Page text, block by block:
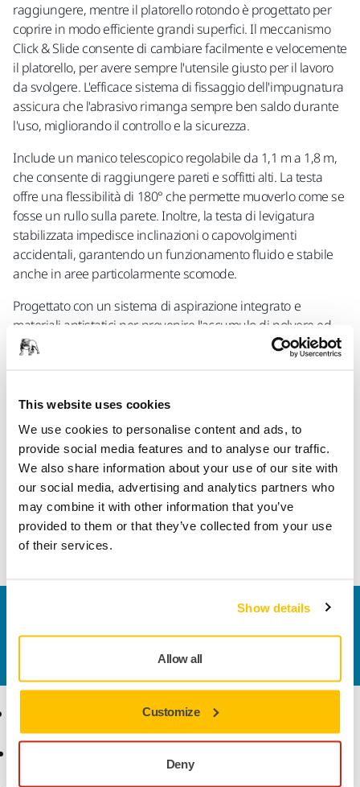
This website uses cookies
We use cookies to personalise content and ads, to
provide social media features and to analyse our traffic.
We also share information about your use of our site with
our social media, advertising and analytics partners who
may combine it with other information that you’ve
provided to them or that they’ve collected from your use
of their services.
Show details
Allow all
Customize
Deny
raggiungere, mentre il platorello rotondo è progettato per
coprire in modo efficiente grandi superfici. Il meccanismo
Click & Slide consente di cambiare facilmente e velocemente
il platorello, per avere sempre l'utensile giusto per il lavoro
da svolgere. L'efficace sistema di fissaggio dell'impugnatura
assicura che l'abrasivo rimanga sempre ben saldo durante
l'uso, migliorando il controllo e la sicurezza.
Include un manico telescopico regolabile da 1,1 m a 1,8 m,
che consente di raggiungere pareti e soffitti alti. La testa
offre una flessibilità di 180° che permette muoverlo come se
fosse un rullo sulla parete. Inoltre, la testa di levigatura
stabilizzata impedisce inclinazioni o capovolgimenti
accidentali, garantendo un funzionamento fluido e stabile
anche in aree particolarmente scomode.
Progettato con un sistema di aspirazione integrato e
materiali antistatici per prevenire l'accumulo di polvere ed
eliminare le scosse di elettricità, DecoSander garantisce un
ambiente di lavoro pulito e sicuro. Il regolatore integrato
l'efficienza dell'aspirazione. Per prestazioni ottimali, abbina
DecoSander agli abrasivi su rete e agli aspiratori Mirka.
Nella confezione è incluso un tubo e un connettore (Ø 27
mm/32 mm) per una facile installazione e una comoda
borsa per il trasporto.
Scopri di più sui nostri utensili per la
Vuoi saperne di più?Contattacie il nostro team di
esperti risponderà al più presto alle tue domande.
Prodotti
Levigatura senza polvere